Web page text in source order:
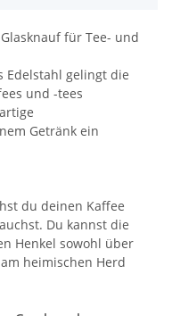
für Tee- und
Edelstahl gelingt die
und -tees
Getränk ein
du deinen Kaffee
Du kannst die
Henkel sowohl über
heimischen Herd